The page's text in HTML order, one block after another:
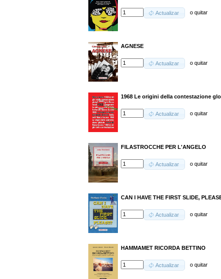
Actualizar oquitar
AGNESE
Actualizar oquitar
1968 Le origini della contestazione
Actualizar oquitar
FILASTROCCHE PER L'ANGELO
Actualizar oquitar
CAN I HAVE THE FIRST SLIDE,
Actualizar oquitar
HAMMAMET RICORDA BETTINO
Actualizar oquitar